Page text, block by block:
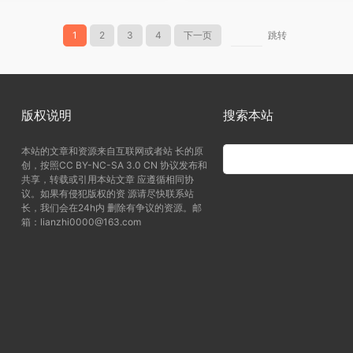
1 2 3 4 下一页 跳转
版权说明
本站的文章和资源来自互联网或者站 长的原
创，按照CC BY-NC-SA 3.0 CN 协议发布和
共享，转载或引用本站文章 应遵循相同协
议。如果有侵犯版权的资 源请尽快联系站
长，我们会在24h内 删除有争议的资源。邮
箱：lianzhi0000@163.com
搜索本站